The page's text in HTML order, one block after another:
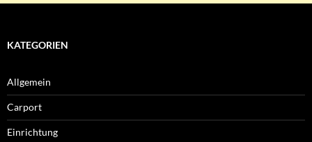
KATEGORIEN
Allgemein
Carport
Einrichtung